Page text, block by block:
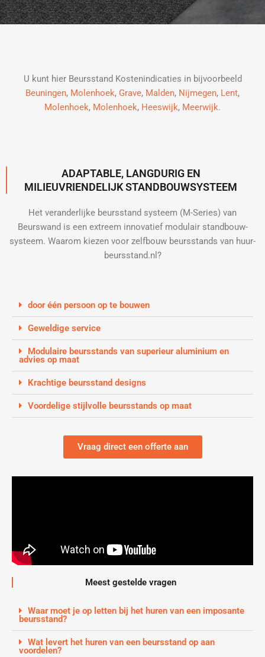
U kunt hier Beursstand Kostenindicaties in bijvoorbeeld
Beuningen, Molenhoek, Grave, Malden, Nijmegen, Lent,
Molenhoek, Molenhoek, Heeswijk, Meerwijk.
ADAPTABLE, LANGDURIG EN
MILIEUVRIENDELIJK STANDBOUWSYSTEEM
Het veranderlijke beursstand systeem (M-Series) van
Beurswand is een extreem innovatief modulair standbouw-
systeem. Waarom kiezen voor zelfbouw beursstands van huur-
beursstand.nl?
door één persoon op te bouwen
Geweldige service
Modulaire beursstands van superieur aluminium en
advies op maat
Krachtige beursstand designs
Voordelige stijlvolle beursstands op maat
Vraag direct een offerte aan
Meest gestelde vragen
Waar moet je op letten bij het huren van een imposante
beursstand?
Wat levert het huren van een beursstand op aan
voordelen?